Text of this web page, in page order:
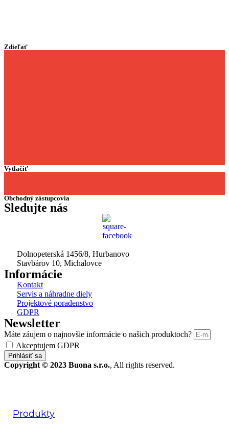
Zdieľať
Vytlačiť
Obchodný zástupcovia
Sledujte nás
Dolnopeterská 1456/8, Hurbanovo
Stavbárov 10, Michalovce
Informácie
Kontakt
Servis a náhradne diely
Projektové poradenstvo
GDPR
Newsletter
Máte záujem o najnovšie informácie o našich produktoch?
Akceptujem GDPR
Prihlásiť sa
Copyright © 2023 Buona s.r.o., All rights reserved.
Produkty